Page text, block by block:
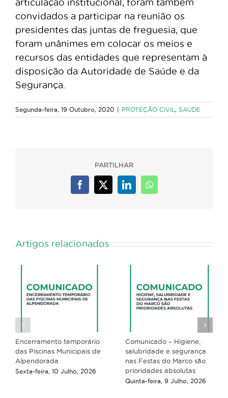
articulação institucional, foram também
convidados a participar na reunião os
presidentes das juntas de freguesia, que
foram unânimes em colocar os meios e
recursos das entidades que representam à
disposição da Autoridade de Saúde e da
Segurança.
Segunda-feira, 19 Outubro, 2020 | PROTEÇÃO CIVIL , SAUDE
PARTILHAR
Facebook
X LinkedInWhatsApp
Artigos relacionados
Encerramento temporário
das Piscinas Municipais de
Alpendorada
Sexta-feira, 10 Julho, 2026
Comunicado – Higiene,
salubridade e segurança
nas Festas do Marco são
prioridades absolutas
Quinta-feira, 9 Julho, 2026